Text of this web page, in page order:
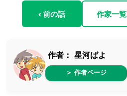
‹ 前の話 作家一覧
作者： 星河ばよ
＞ 作者ページ